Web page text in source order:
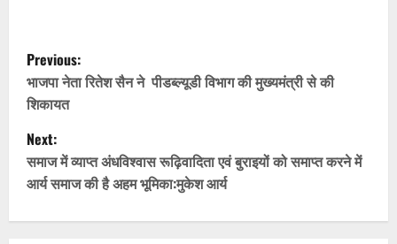
P
o
s
t
n
Previous:
भाजपा नेता रितेश सैन ने पीडब्ल्यूडी विभाग की मुख्यमंत्री से की
शिकायत
Next:
समाज में व्याप्त अंधविश्वास रूढ़िवादिता एवं बुराइयों को समाप्त करने में
आर्य समाज की है अहम भूमिका:मुकेश आर्य